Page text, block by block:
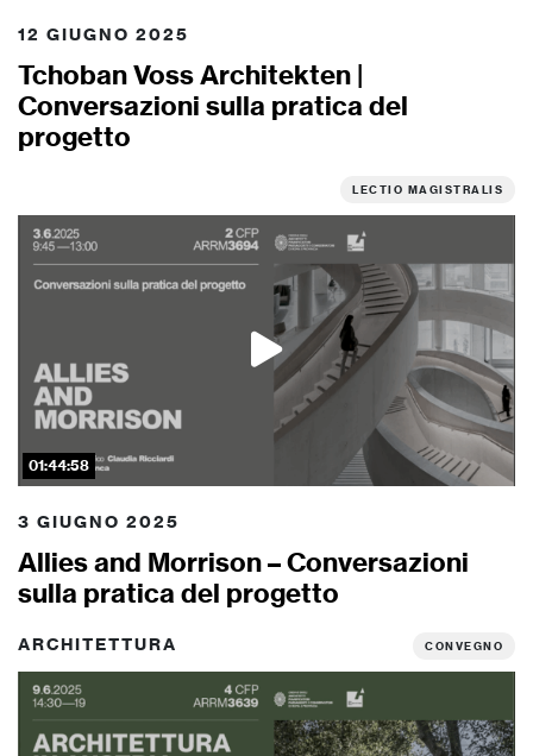
12 GIUGNO 2025
Tchoban Voss Architekten |
Conversazioni sulla pratica del
progetto
LECTIO MAGISTRALIS
01:44:58
3 GIUGNO 2025
Allies and Morrison – Conversazioni
sulla pratica del progetto
ARCHITETTURA CONVEGNO